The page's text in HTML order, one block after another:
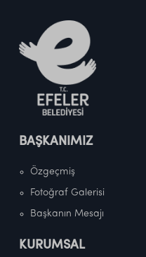
BAŞKANIMIZ
Özgeçmiş
Fotoğraf Galerisi
Başkanın Mesajı
KURUMSAL